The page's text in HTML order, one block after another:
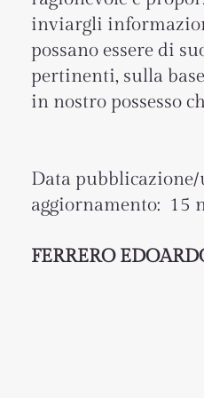
inviargli
possano essere di
pertinenti, sulla
in nostro possesso
Data
aggiornamento: 15
FERRERO